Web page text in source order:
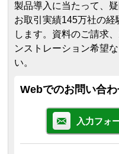
製品導入に当たって、
お取引実績145万社の経
します。 資料のご請求
ンストレーション希望
い。
Webでのお問い合
入力フォ